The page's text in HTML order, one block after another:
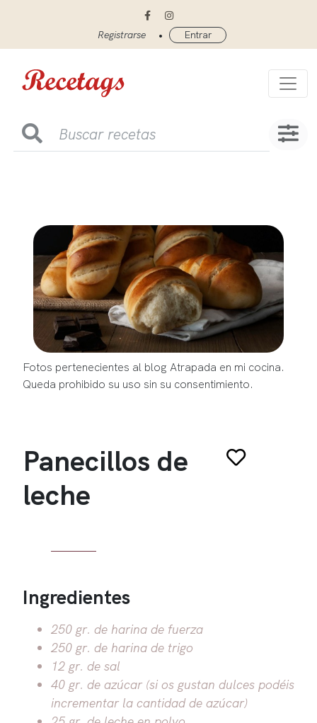
Registrarse • Entrar
Fotos pertenecientes al blog Atrapada en mi cocina.
Queda prohibido su uso sin su consentimiento.
Panecillos de
leche
Ingredientes
250 gr. de harina de fuerza
250 gr. de harina de trigo
12 gr. de sal
40 gr. de azúcar (si os gustan dulces podéis
incrementar la cantidad de azúcar)